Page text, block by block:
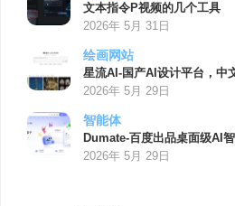
文本指令P视频的几个工具
2026年 5月 31日
绘画网站
星流AI-国产AI设计平台，中
2026年 5月 29日
智能体
Dumate-百度出品桌面级AI
2026年 5月 29日